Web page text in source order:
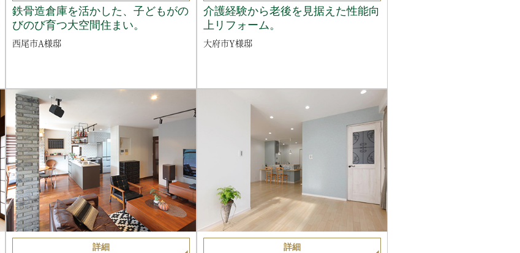
鉄骨造倉庫を活かした、子どもがの
びのび育つ大空間住まい。
西尾市A様邸
介護経験から老後を見据えた性能向
上リフォーム。
大府市Y様邸
詳細 詳細